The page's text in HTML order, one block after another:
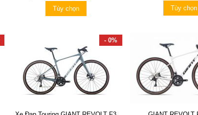
Tùy chọn
Tùy chọn
- 0%